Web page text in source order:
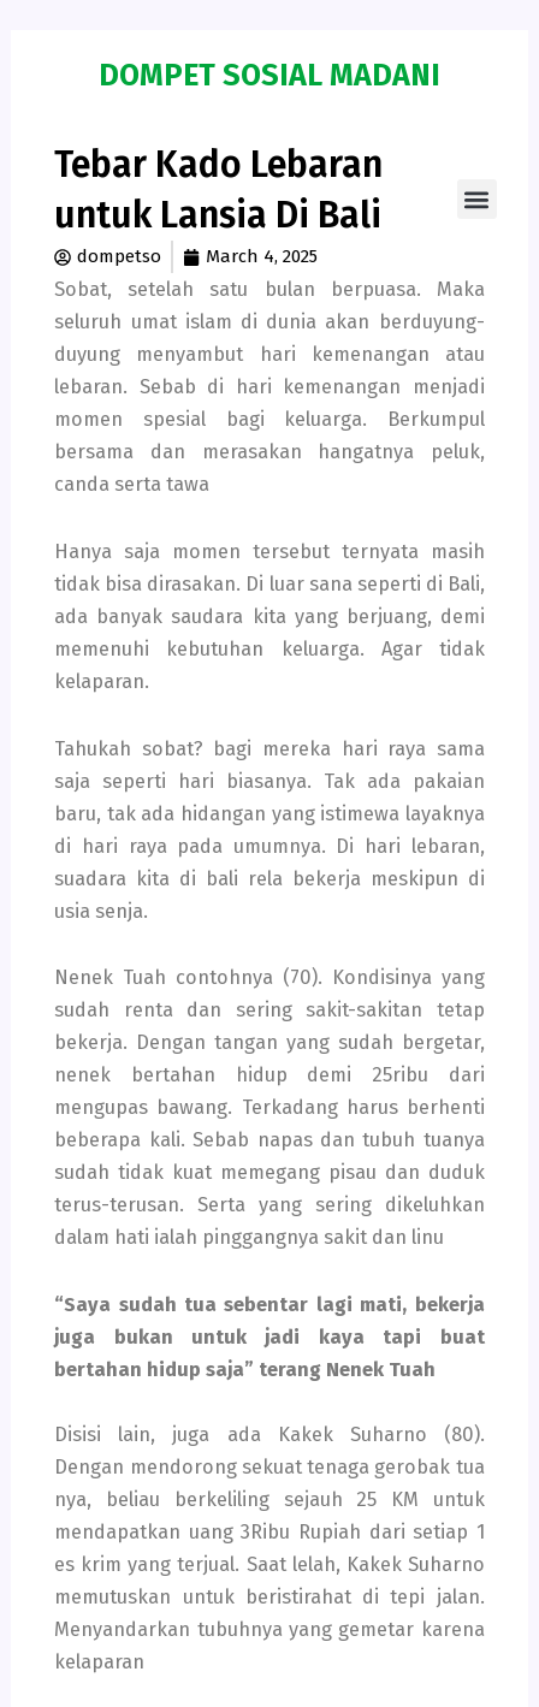
DOMPET SOSIAL MADANI
Tebar Kado Lebaran
untuk Lansia Di Bali
dompetso March 4, 2025
Sobat, setelah satu bulan berpuasa. Maka
seluruh umat islam di dunia akan berduyung-
duyung menyambut hari kemenangan atau
lebaran. Sebab di hari kemenangan menjadi
momen spesial bagi keluarga. Berkumpul
bersama dan merasakan hangatnya peluk,
canda serta tawa
Hanya saja momen tersebut ternyata masih
tidak bisa dirasakan. Di luar sana seperti di Bali,
ada banyak saudara kita yang berjuang, demi
memenuhi kebutuhan keluarga. Agar tidak
kelaparan.
Tahukah sobat? bagi mereka hari raya sama
saja seperti hari biasanya. Tak ada pakaian
baru, tak ada hidangan yang istimewa layaknya
di hari raya pada umumnya. Di hari lebaran,
suadara kita di bali rela bekerja meskipun di
usia senja.
Nenek Tuah contohnya (70). Kondisinya yang
sudah renta dan sering sakit-sakitan tetap
bekerja. Dengan tangan yang sudah bergetar,
nenek bertahan hidup demi 25ribu dari
mengupas bawang. Terkadang harus berhenti
beberapa kali. Sebab napas dan tubuh tuanya
sudah tidak kuat memegang pisau dan duduk
terus-terusan. Serta yang sering dikeluhkan
dalam hati ialah pinggangnya sakit dan linu
“Saya sudah tua sebentar lagi mati, bekerja
juga bukan untuk jadi kaya tapi buat
bertahan hidup saja” terang Nenek Tuah
Disisi lain, juga ada Kakek Suharno (80).
Dengan mendorong sekuat tenaga gerobak tua
nya, beliau berkeliling sejauh 25 KM untuk
mendapatkan uang 3Ribu Rupiah dari setiap 1
es krim yang terjual. Saat lelah, Kakek Suharno
memutuskan untuk beristirahat di tepi jalan.
Menyandarkan tubuhnya yang gemetar karena
kelaparan